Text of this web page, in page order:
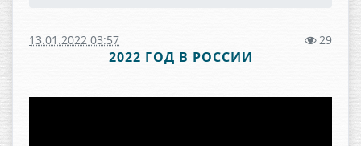
13.01.2022 03:57 29
2022 ГОД В РОССИИ